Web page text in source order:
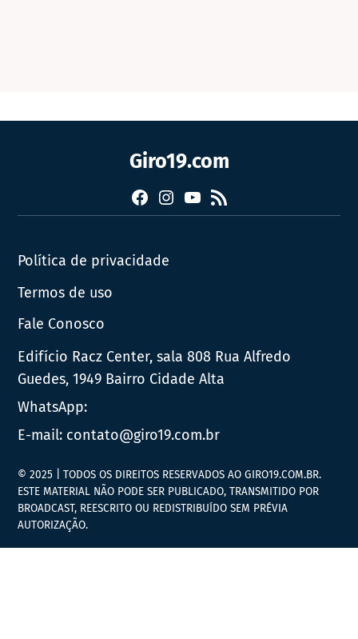
Giro19.com
Facebook
Instagram
YouTube
RSS
Política de privacidade
Termos de uso
Fale Conosco
Edifício Racz Center, sala 808 Rua Alfredo
Guedes, 1949 Bairro Cidade Alta
WhatsApp:
E-mail: contato@giro19.com.br
© 2025 | TODOS OS DIREITOS RESERVADOS AO GIRO19.COM.BR.
ESTE MATERIAL NÃO PODE SER PUBLICADO, TRANSMITIDO POR
BROADCAST, REESCRITO OU REDISTRIBUÍDO SEM PRÉVIA
AUTORIZAÇÃO.